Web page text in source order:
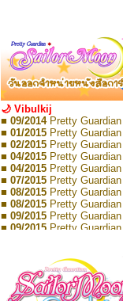
🌙 Vibulkij
■ 09/2014 Pretty
■ 01/2015 Pretty
■ 02/2015 Pretty
■ 04/2015 Pretty
■ 04/2015 Pretty
■ 07/2015 Pretty
■ 08/2015 Pretty
■ 08/2015 Pretty
■ 09/2015 Pretty
■ 09/2015 Pretty
Pretty Guardian
Pretty
Pretty Guardian
Stories 1
■ 09/2018Pretty